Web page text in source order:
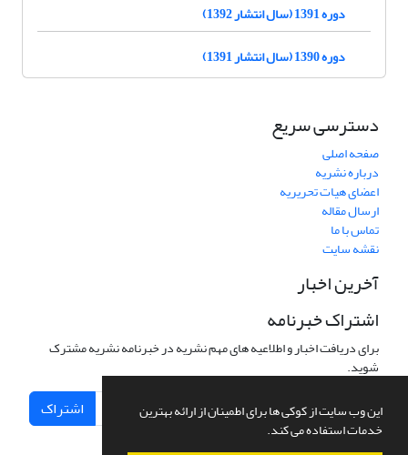
این وب سایت از کوکی ها برای اطمینان از ارائه بهترین
خدمات استفاده می کند.
دوره 1391 (سال انتشار 1392)
دوره 1390 (سال انتشار 1391)
دسترسی سریع
صفحه اصلی
درباره نشریه
اعضای هیات تحریریه
ارسال مقاله
تماس با ما
نقشه سایت
آخرین اخبار
اشتراک خبرنامه
برای دریافت اخبار و اطلاعیه های مهم نشریه در خبرنامه نشریه مشترک
شوید.
اشتراک